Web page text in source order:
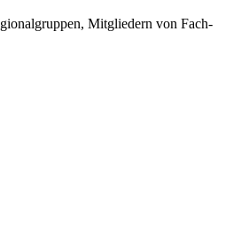
Mitgliedern von Fach-